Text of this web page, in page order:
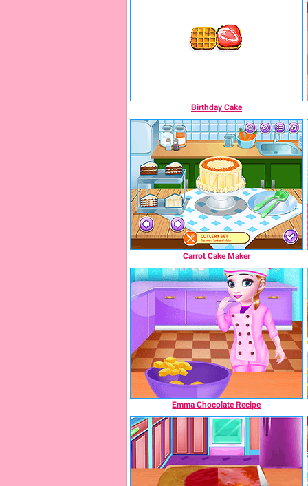
Birthday Cake
Carrot Cake Maker
Emma Chocolate Recipe